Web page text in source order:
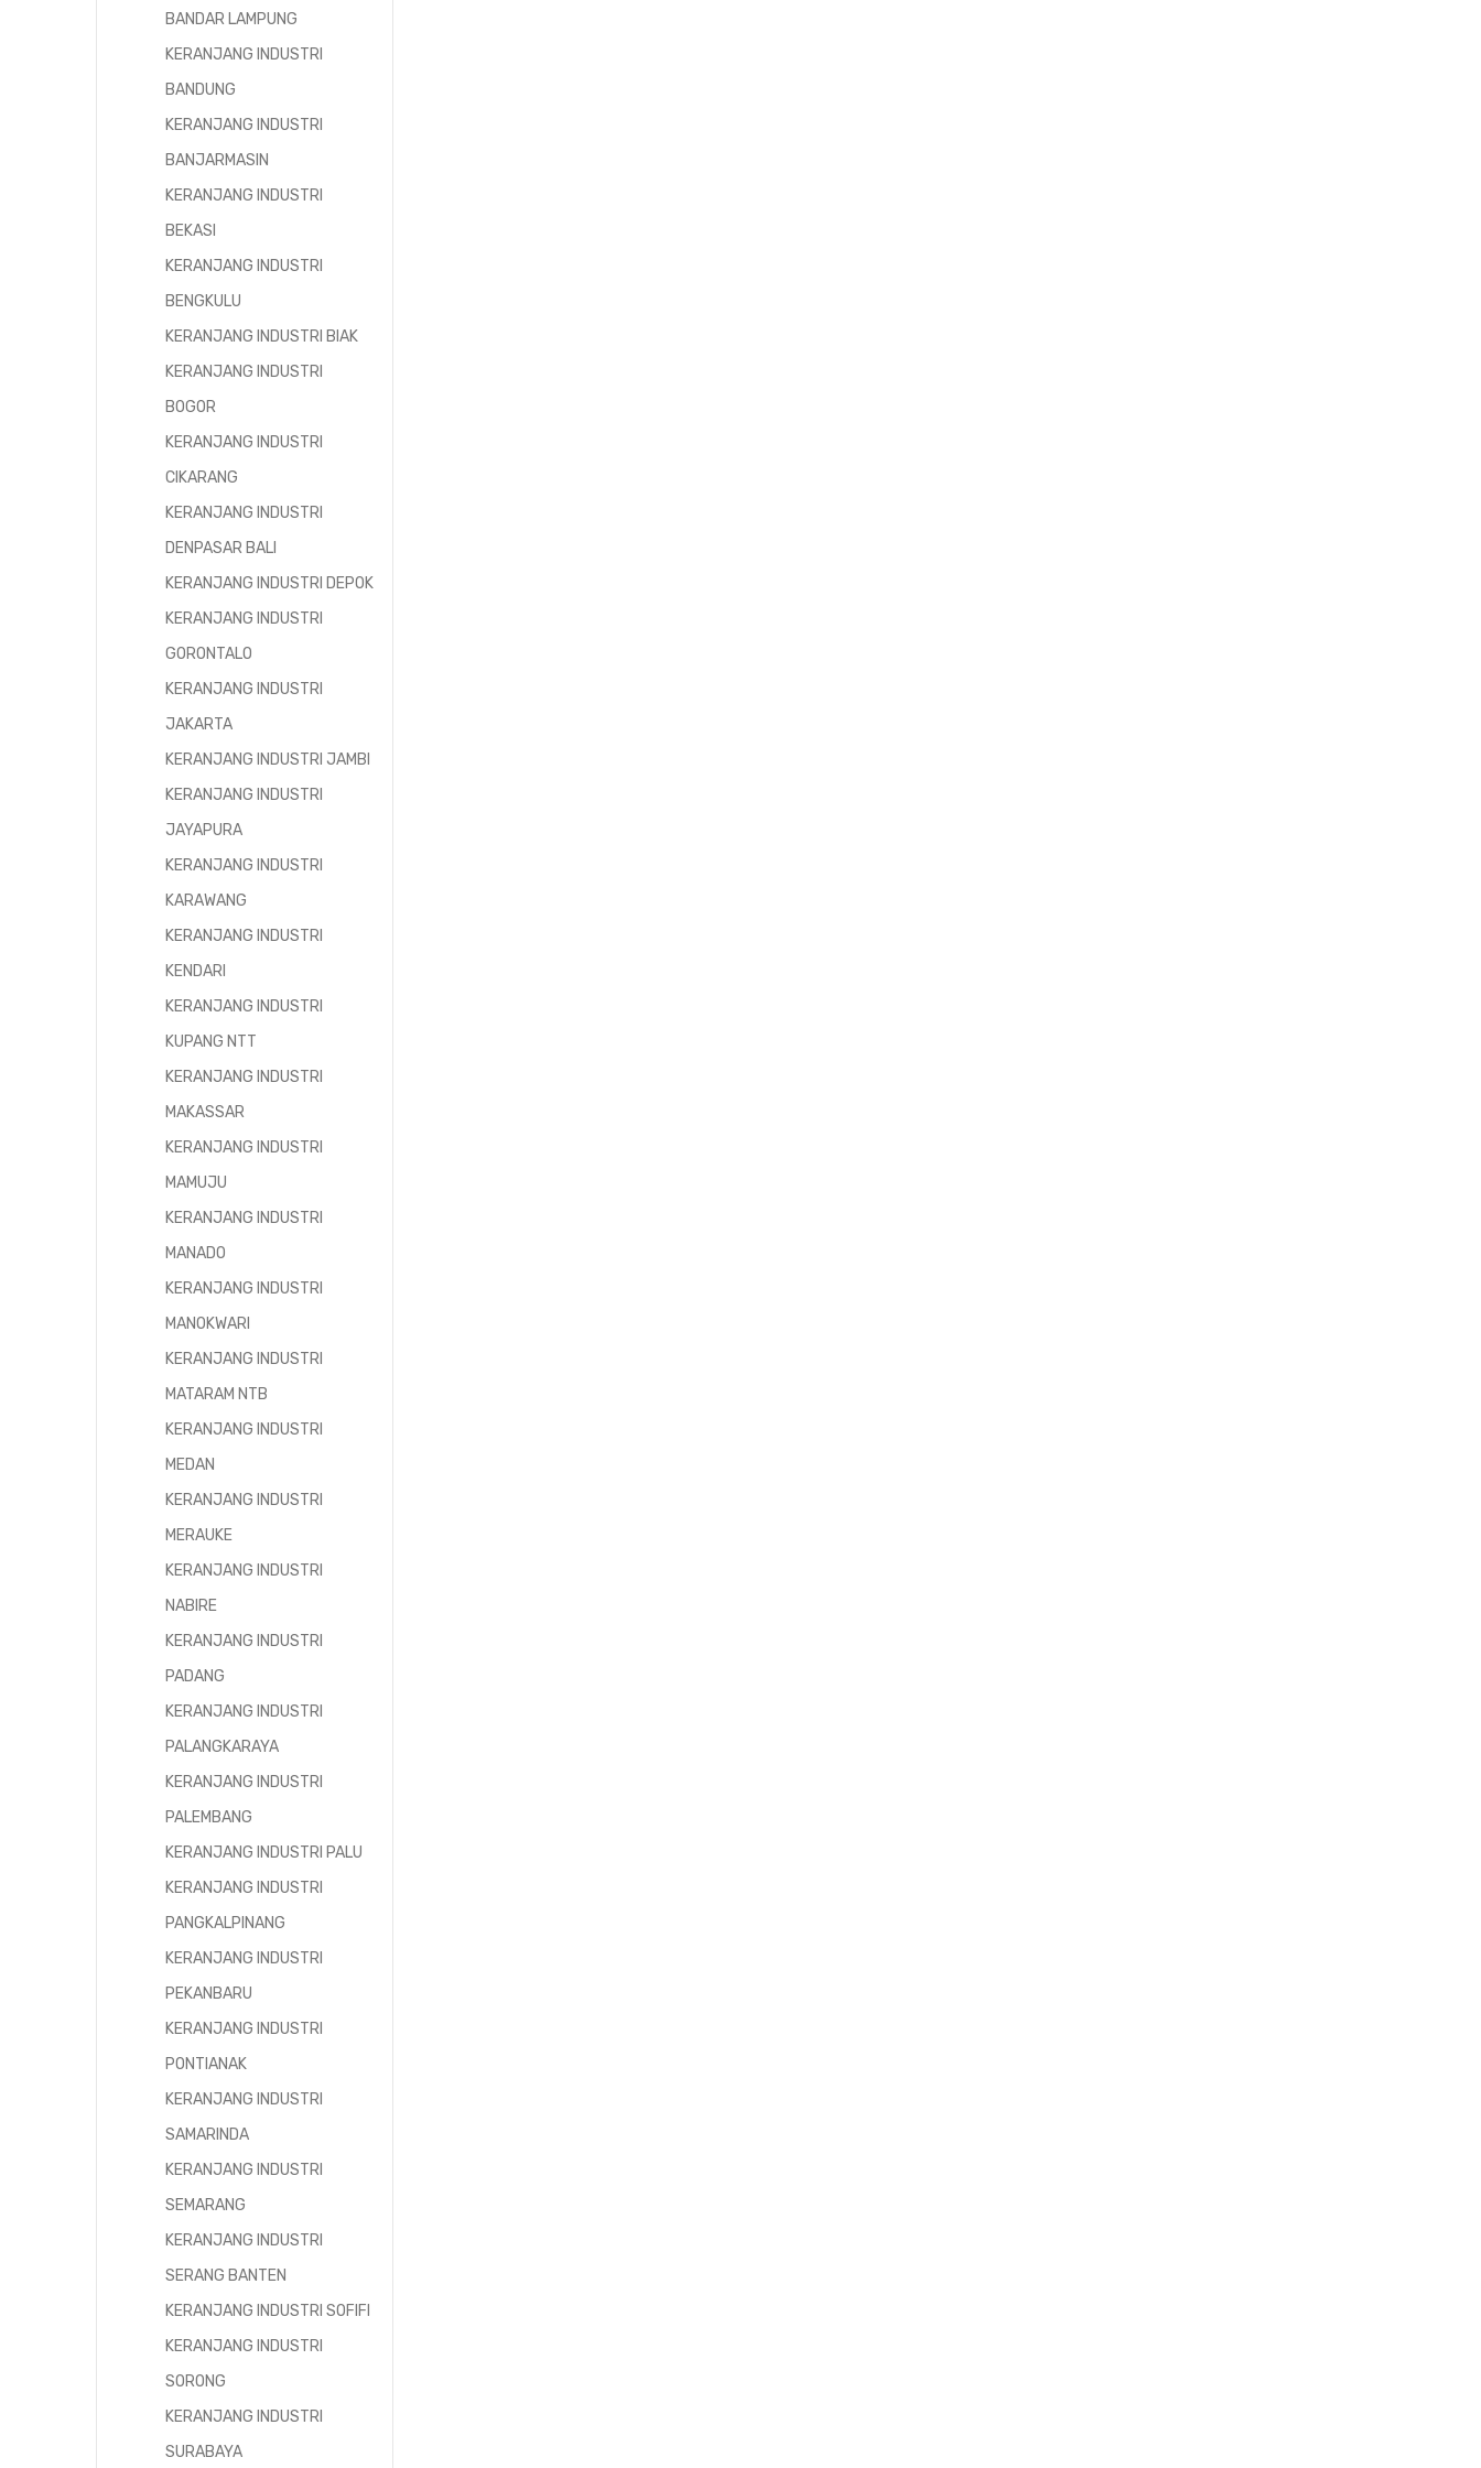
BANDAR LAMPUNG
KERANJANG INDUSTRI
BANDUNG
KERANJANG INDUSTRI
BANJARMASIN
KERANJANG INDUSTRI
BEKASI
KERANJANG INDUSTRI
BENGKULU
KERANJANG INDUSTRI BIAK
KERANJANG INDUSTRI
BOGOR
KERANJANG INDUSTRI
CIKARANG
KERANJANG INDUSTRI
DENPASAR BALI
KERANJANG INDUSTRI DEPOK
KERANJANG INDUSTRI
GORONTALO
KERANJANG INDUSTRI
JAKARTA
KERANJANG INDUSTRI JAMBI
KERANJANG INDUSTRI
JAYAPURA
KERANJANG INDUSTRI
KARAWANG
KERANJANG INDUSTRI
KENDARI
KERANJANG INDUSTRI
KUPANG NTT
KERANJANG INDUSTRI
MAKASSAR
KERANJANG INDUSTRI
MAMUJU
KERANJANG INDUSTRI
MANADO
KERANJANG INDUSTRI
MANOKWARI
KERANJANG INDUSTRI
MATARAM NTB
KERANJANG INDUSTRI
MEDAN
KERANJANG INDUSTRI
MERAUKE
KERANJANG INDUSTRI
NABIRE
KERANJANG INDUSTRI
PADANG
KERANJANG INDUSTRI
PALANGKARAYA
KERANJANG INDUSTRI
PALEMBANG
KERANJANG INDUSTRI PALU
KERANJANG INDUSTRI
PANGKALPINANG
KERANJANG INDUSTRI
PEKANBARU
KERANJANG INDUSTRI
PONTIANAK
KERANJANG INDUSTRI
SAMARINDA
KERANJANG INDUSTRI
SEMARANG
KERANJANG INDUSTRI
SERANG BANTEN
KERANJANG INDUSTRI SOFIFI
KERANJANG INDUSTRI
SORONG
KERANJANG INDUSTRI
SURABAYA